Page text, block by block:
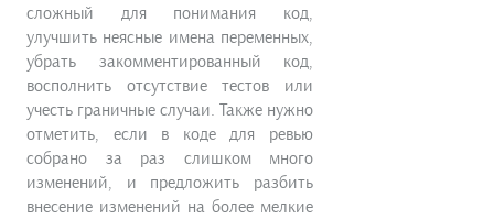
сложный для понимания код,
улучшить неясные имена переменных,
убрать закомментированный код,
восполнить отсутствие тестов или
учесть граничные случаи. Также нужно
отметить, если в коде для ревью
собрано за раз слишком много
изменений, и предложить разбить
внесение изменений на более мелкие